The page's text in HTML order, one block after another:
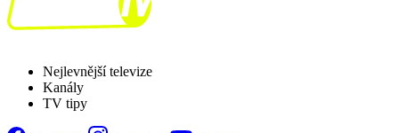
Nejlevnější televize
Kanály
TV tipy